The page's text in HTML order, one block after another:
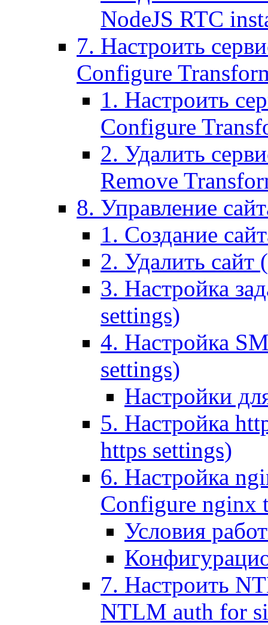
NodeJS RTC
7. Настроить
Configure
1. Настроить
Configure
2. Удалить
Remove
8. Управление
1. Создание
2. Удалить сайт
3. Настройка
settings)
4. Настройка
settings)
Настройки
5. Настройка
https settings)
6. Настройка
Configure nginx
Условия
7. Настроить
NTLM auth for